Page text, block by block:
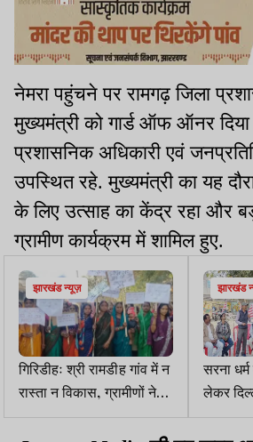
नेमरा पहुंचने पर रामगढ़ जिला
मुख्यमंत्री को गार्ड ऑफ ऑनर दिया
प्रशासनिक अधिकारी एवं
उपस्थित रहे. मुख्यमंत्री का यह
के लिए उत्साह का केंद्र रहा और
ग्रामीण कार्यक्रम में शामिल हुए.
झारखंड न्यूज़
गिरिडीहः श्री रामडीह गांव में न
रास्ता न विकास, ग्रामीणों ने
किया वोट बहिष्कार का ऐलान
झारखंड
सरना
लेकर
प्रदर्शन